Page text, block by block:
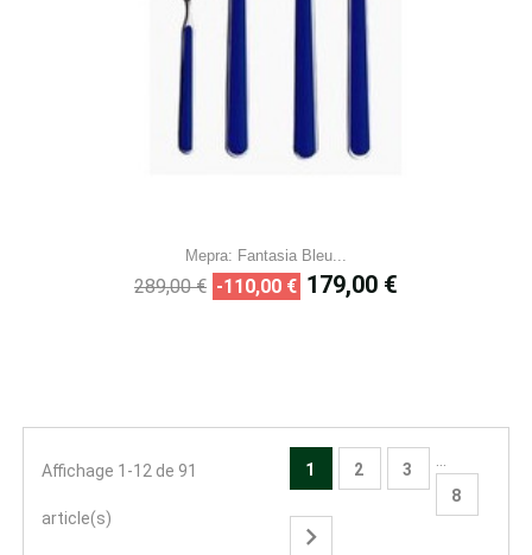
Mepra: Fantasia Bleu...
Prix
289,00 € -110,00 € Prix
179,00 €
Affichage 1-12 de 91
article(s)
1 2 3
8
